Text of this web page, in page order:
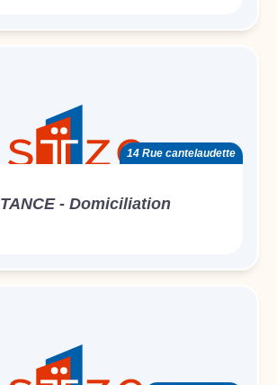
14 Rue cantelaudette
- Domiciliation